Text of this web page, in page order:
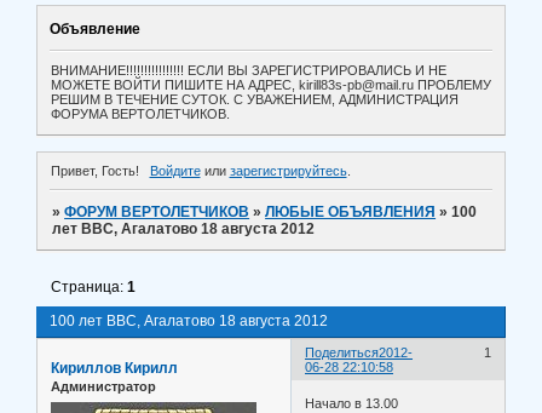
Объявление
ВНИМАНИЕ!!!!!!!!!!!!!!!! ЕСЛИ ВЫ ЗАРЕГИСТРИРОВАЛИСЬ И НЕ
МОЖЕТЕ ВОЙТИ ПИШИТЕ НА АДРЕС, kirill83s-pb@mail.ru ПРОБЛЕМУ
РЕШИМ В ТЕЧЕНИЕ СУТОК. С УВАЖЕНИЕМ, АДМИНИСТРАЦИЯ
ФОРУМА ВЕРТОЛЕТЧИКОВ.
Привет, Гость! Войдитеили зарегистрируйтесь.
»ФОРУМ ВЕРТОЛЕТЧИКОВ »ЛЮБЫЕ ОБЪЯВЛЕНИЯ »100
лет ВВС, Агалатово 18 августа 2012
100 лет ВВС, Агалатово 18 августа 2012
Страница:1
Поделиться 1
2012-
06-28 22:10:58
Кириллов Кирилл
Администратор
Начало в 13.00